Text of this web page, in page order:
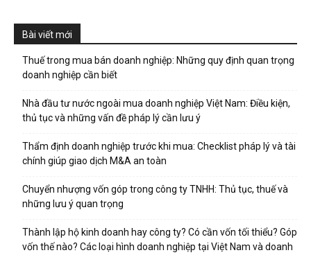
Bài viết mới
Thuế trong mua bán doanh nghiệp: Những quy định quan trọng
doanh nghiệp cần biết
Nhà đầu tư nước ngoài mua doanh nghiệp Việt Nam: Điều kiện,
thủ tục và những vấn đề pháp lý cần lưu ý
Thẩm định doanh nghiệp trước khi mua: Checklist pháp lý và tài
chính giúp giao dịch M&A an toàn
Chuyển nhượng vốn góp trong công ty TNHH: Thủ tục, thuế và
những lưu ý quan trọng
Thành lập hộ kinh doanh hay công ty? Có cần vốn tối thiểu? Góp
vốn thế nào? Các loại hình doanh nghiệp tại Việt Nam và doanh